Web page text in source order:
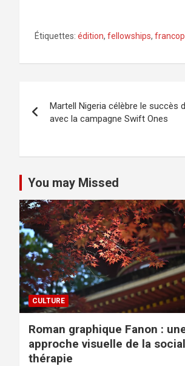
Étiquettes: édition, fellowships,
de
Martell Nigeria célèbre le succès
avec la campagne Swift Ones
You may Missed
CULTURE
Roman graphique Fanon :
approche visuelle de la
thérapie